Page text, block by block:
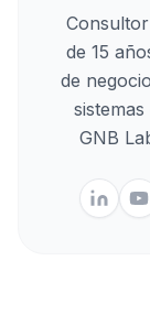
de 15
de
GNB